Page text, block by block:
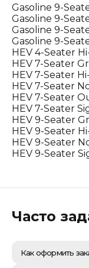
Gasoline 9-
Gasoline 9-
Gasoline 9-
Gasoline 9-
HEV 4-Seater
HEV 7-Seater
HEV 7-Seater
HEV 7-Seater
HEV 7-Seater
HEV 7-Seater
HEV 9-Seater
HEV 9-Seater
HEV 9-Seater
HEV 9-Seater
Часто
Как оформить